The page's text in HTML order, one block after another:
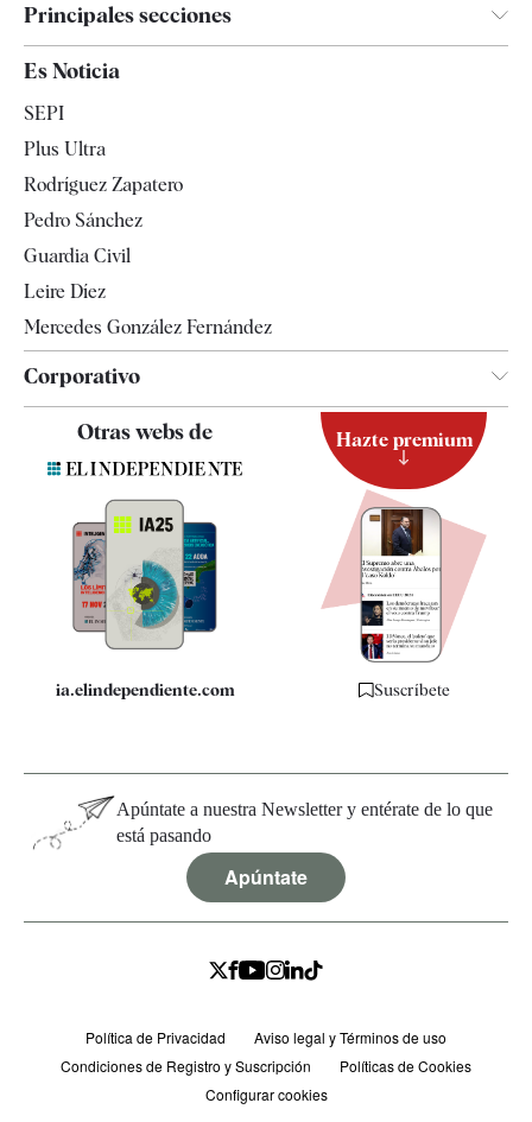
Principales secciones
España
Televisión
Es Noticia
SEPI
Plus Ultra
Rodríguez Zapatero
Pedro Sánchez
Guardia Civil
Leire Díez
Mercedes González Fernández
Corporativo
Contacto
Quiénes somos
Especificaciones
Otras webs de
ia.elindependiente.com
Hazte premium
Suscríbete
Apúntate a nuestra Newsletter y entérate de lo que
está pasando
Apúntate
Política de Privacidad
Aviso legal y Términos de uso
Condiciones de Registro y Suscripción
Políticas de Cookies
Configurar cookies